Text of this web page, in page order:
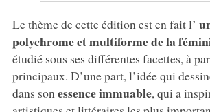
Le thème de cette édition est en fait l’
polychrome et multiforme de la
étudié sous ses différentes facettes, à
principaux. D’une part, l’idée qui
dans son essence immuable, qui a